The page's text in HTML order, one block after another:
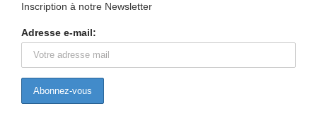
Inscription à notre Newsletter
Adresse e-mail: